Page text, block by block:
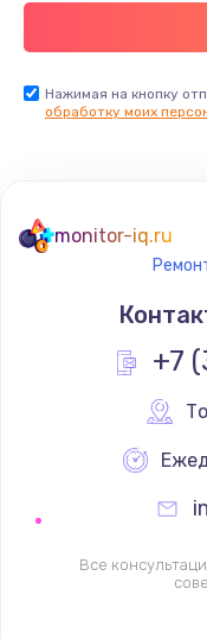
Нажимая на кнопку
обработку моих
monitor-iq.ru
+7
Все